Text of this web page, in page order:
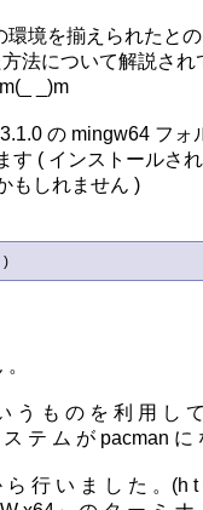
境を揃えられたとの
法について解説され
_)m
の mingw64 フォ
す ( インストールさ
もしれません )
)
う も の を 利 用 し
テ ム が pacman に
行 い ま し た 。(h